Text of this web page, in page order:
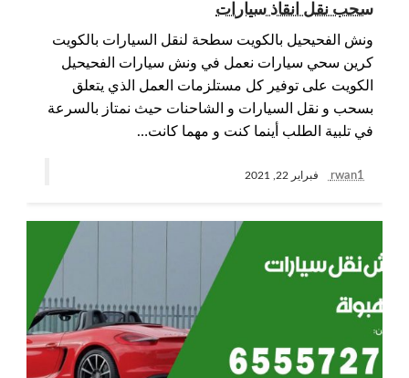
سحب نقل انقاذ سيارات
ونش الفحيحيل بالكويت سطحة لنقل السيارات بالكويت
كرين سحي سيارات نعمل في ونش سيارات الفحيحيل
الكويت على توفير كل مستلزمات العمل الذي يتعلق
بسحب و نقل السيارات و الشاحنات حيث نمتاز بالسرعة
في تلبية الطلب أينما كنت و مهما كانت…
rwan1 فبراير 22, 2021